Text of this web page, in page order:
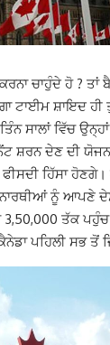
ਚਾਹੁੰਦੇ ਹੋ ?
ਟਾਈਮ ਸ਼ਾਇਦ ਹੀ
ਸਾਲਾਂ ਵਿੱਚ
ਸ਼ਰਨ ਦੇਣ ਦੀ
ਹਿੱਸਾ
ਨੂੰ ਆਪਣੇ
ਤੱਕ
ਪਹਿਲੀ ਸਭ ਤੋਂ